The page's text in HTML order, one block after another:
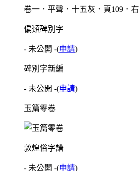
卷一．平聲．十五灰．頁109．右
偏類碑別字
- 未公開 -(申請)
碑別字新編
- 未公開 -(申請)
玉篇零卷
敦煌俗字譜
- 未公開 -(申請)